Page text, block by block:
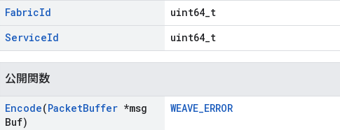
FabricId
uint64_t
ServiceId uint64_t
公開関数
Encode(PacketBuffer *msg
Buf)
WEAVE_ERROR